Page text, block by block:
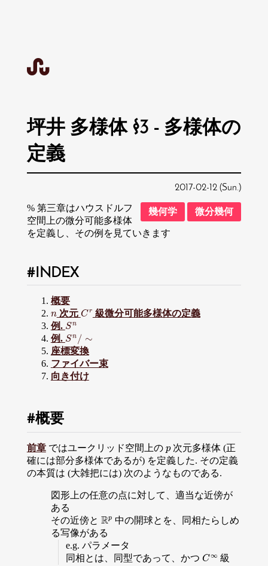
坪井 多様体 §3 - 多様体の
定義
2017-02-12 (Sun.)
幾何学 微分幾何
% 第三章はハウスドルフ
空間上の微分可能多様体
を定義し、その例を見ていきます
INDEX
概要
n次元 Cr 級微分可能多様体の定義
例. Sn
例. Sn/ ∼
座標変換
ファイバー束
向き付け
概要
前章ではユークリッド空間上の
次元多様体 (正
確には部分多様体であるが) を定義した. その定義
の本質は (大雑把には) 次のようなものである.
図形上の任意の点に対して、適当な近傍が
ある
その近傍と Rp 中の開球とを、同相たらしめ
る写像がある
e.g. パラメータ
同相とは、同型であって、かつ C∞ 級